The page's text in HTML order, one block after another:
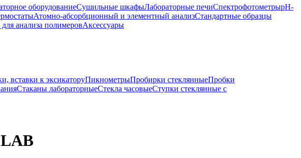
оборудованиеСушильные шкафыЛабораторные печиСпектрофотометрыpH-
Атомно-абсорбционный и элементный анализСтандартные образцы
анализа полимеровАксессуары
вставки к эксикаторуПикнометрыПробирки стеклянныеПробки
Стаканы лабораторныеСтекла часовыеСтупки стеклянные с